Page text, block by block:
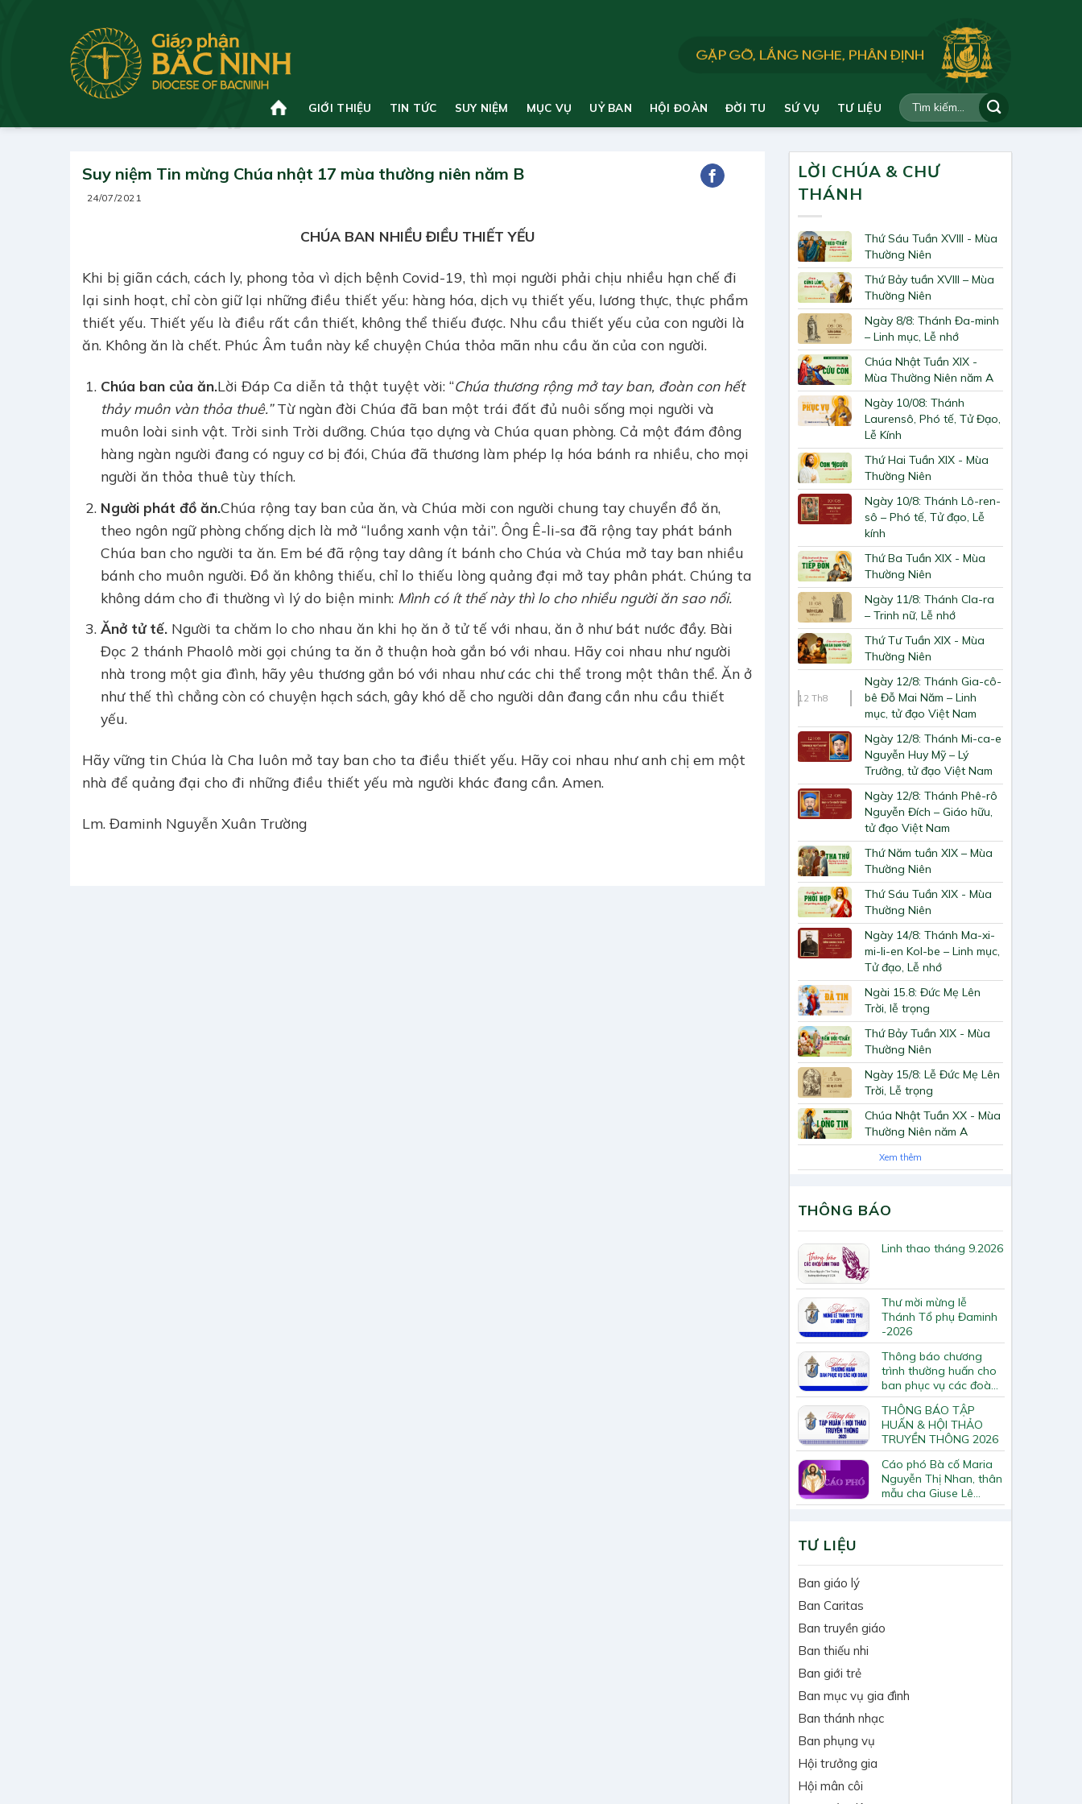
GIỚI THIỆU TIN TỨC SUY NIỆM MỤC VỤ UỶ BAN HỘI ĐOÀN ĐỜI TU SỨ VỤ TƯ LIỆU
Suy niệm Tin mừng Chúa nhật 17 mùa thường niên năm B
24/07/2021
CHÚA BAN NHIỀU ĐIỀU THIẾT YẾU
Khi bị giãn cách, cách ly, phong tỏa vì dịch bệnh Covid-19, thì mọi người phải chịu nhiều hạn chế đi
lại sinh hoạt, chỉ còn giữ lại những điều thiết yếu: hàng hóa, dịch vụ thiết yếu, lương thực, thực phẩm
thiết yếu. Thiết yếu là điều rất cần thiết, không thể thiếu được. Nhu cầu thiết yếu của con người là
ăn. Không ăn là chết. Phúc Âm tuần này kể chuyện Chúa thỏa mãn nhu cầu ăn của con người.
Chúa ban của ăn.Lời Đáp Ca diễn tả thật tuyệt vời: “Chúa thương rộng mở tay ban, đoàn con hết
thảy muôn vàn thỏa thuê.”Từ ngàn đời Chúa đã ban một trái đất đủ nuôi sống mọi người và
muôn loài sinh vật. Trời sinh Trời dưỡng. Chúa tạo dựng và Chúa quan phòng. Cả một đám đông
hàng ngàn người đang có nguy cơ bị đói, Chúa đã thương làm phép lạ hóa bánh ra nhiều, cho mọi
người ăn thỏa thuê tùy thích.
Người phát đồ ăn.Chúa rộng tay ban của ăn, và Chúa mời con người chung tay chuyển đồ ăn,
theo ngôn ngữ phòng chống dịch là mở “luồng xanh vận tải”. Ông Ê-li-sa đã rộng tay phát bánh
Chúa ban cho người ta ăn. Em bé đã rộng tay dâng ít bánh cho Chúa và Chúa mở tay ban nhiều
bánh cho muôn người. Đồ ăn không thiếu, chỉ lo thiếu lòng quảng đại mở tay phân phát. Chúng ta
không dám cho đi thường vì lý do biện minh: Mình có ít thế này thì lo cho nhiều người ăn sao nổi.
Ănở tử tế.Người ta chăm lo cho nhau ăn khi họ ăn ở tử tế với nhau, ăn ở như bát nước đầy. Bài
Đọc 2 thánh Phaolô mời gọi chúng ta ăn ở thuận hoà gắn bó với nhau. Hãy coi nhau như người
nhà trong một gia đình, hãy yêu thương gắn bó với nhau như các chi thể trong một thân thể. Ăn ở
như thế thì chẳng còn có chuyện hạch sách, gây khó dễ cho người dân đang cần nhu cầu thiết
yếu.
Hãy vững tin Chúa là Cha luôn mở tay ban cho ta điều thiết yếu. Hãy coi nhau như anh chị em một
nhà để quảng đại cho đi những điều thiết yếu mà người khác đang cần. Amen.
Lm. Đaminh Nguyễn Xuân Trường
LỜI CHÚA & CHƯ
THÁNH
Thứ Sáu Tuần XVIII - Mùa
Thường Niên
Thứ Bảy tuần XVIII – Mùa
Thường Niên
Ngày 8/8: Thánh Đa-minh
– Linh mục, Lễ nhớ
Chúa Nhật Tuần XIX -
Mùa Thường Niên năm A
Ngày 10/08: Thánh
Laurensô, Phó tế, Tử Đạo,
Lễ Kính
Thứ Hai Tuần XIX - Mùa
Thường Niên
Ngày 10/8: Thánh Lô-ren-
sô – Phó tế, Tử đạo, Lễ
kính
Thứ Ba Tuần XIX - Mùa
Thường Niên
Ngày 11/8: Thánh Cla-ra
– Trinh nữ, Lễ nhớ
Thứ Tư Tuần XIX - Mùa
Thường Niên
12 Th8
Ngày 12/8: Thánh Gia-cô-
bê Đỗ Mai Năm – Linh
mục, tử đạo Việt Nam
Ngày 12/8: Thánh Mi-ca-e
Nguyễn Huy Mỹ – Lý
Trưởng, tử đạo Việt Nam
Ngày 12/8: Thánh Phê-rô
Nguyễn Đích – Giáo hữu,
tử đạo Việt Nam
Thứ Năm tuần XIX – Mùa
Thường Niên
Thứ Sáu Tuần XIX - Mùa
Thường Niên
Ngày 14/8: Thánh Ma-xi-
mi-li-en Kol-be – Linh mục,
Tử đạo, Lễ nhớ
Ngài 15.8: Đức Mẹ Lên
Trời, lễ trọng
Thứ Bảy Tuần XIX - Mùa
Thường Niên
Ngày 15/8: Lễ Đức Mẹ Lên
Trời, Lễ trọng
Chúa Nhật Tuần XX - Mùa
Thường Niên năm A
Xem thêm
THÔNG BÁO
Linh thao tháng 9.2026
Thư mời mừng lễ
Thánh Tổ phụ Đaminh
-2026
Thông báo chương
trình thường huấn cho
ban phục vụ các đoàn
hội Tông huấn về loan
báo Tin Mừng
THÔNG BÁO TẬP
HUẤN & HỘI THẢO
TRUYỀN THÔNG 2026
Cáo phó Bà cố Maria
Nguyễn Thị Nhan, thân
mẫu cha Giuse Lê
Quốc Chinh
TƯ LIỆU
Ban giáo lý
Ban Caritas
Ban truyền giáo
Ban thiếu nhi
Ban giới trẻ
Ban mục vụ gia đình
Ban thánh nhạc
Ban phụng vụ
Hội trưởng gia
Hội mân côi